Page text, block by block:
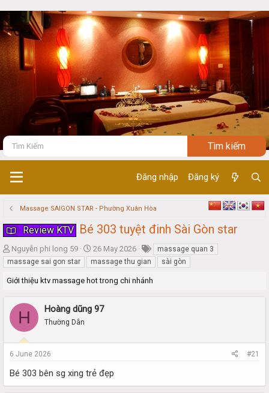
Đăng nhập Đăng ký
Massage SAIGON STAR - Phường Xuân Hòa
Review KTV Bé 303 tuyệt đinh Sài Gòn star
T
h
r
e
s
t
r
t
r
Nguyễn phi long 59
S
t
a
r
a
26 May 2026
massage quan 3
massage sai gon star
massage thu gian sài gòn
Giới thiệu ktv massage hot trong chi nhánh
H Hoàng dũng 97
Thường Dân
6 June 2026 #21
Bé 303 bên sg xing trẻ đẹp